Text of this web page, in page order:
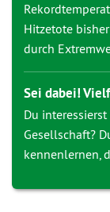
Hitzetote
durch
Sei dabei!
Du
Gesellschaft?
kennenlernen,